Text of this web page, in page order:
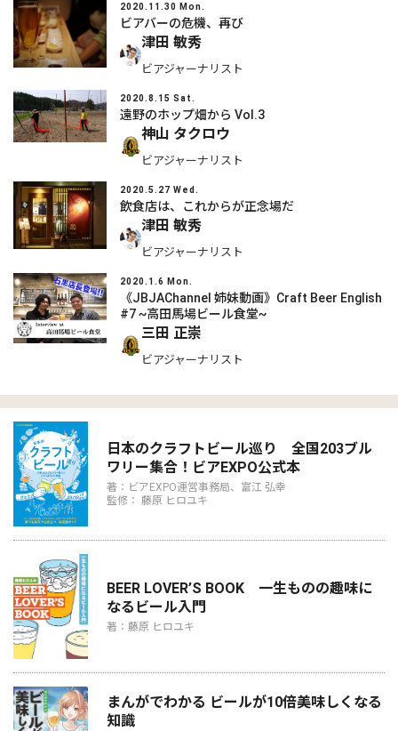
2020.11.30 Mon.
ビアバーの危機、再び
津田 敏秀
ビアジャーナリスト
2020.8.15 Sat.
遠野のホップ畑から Vol.3
神山 タクロウ
ビアジャーナリスト
2020.5.27 Wed.
飲食店は、これからが正念場だ
津田 敏秀
ビアジャーナリスト
2020.1.6 Mon.
《JBJAChannel 姉妹動画》Craft Beer English
#7 ~高田馬場ビール食堂~
三田 正崇
ビアジャーナリスト
日本のクラフトビール巡り 全国203ブル
ワリー集合！ビアEXPO公式本
著：ビアEXPO運営事務局、富江 弘幸
監修： 藤原 ヒロユキ
BEER LOVER’S BOOK 一生ものの趣味に
なるビール入門
著：藤原 ヒロユキ
まんがでわかる ビールが10倍美味しくなる
知識